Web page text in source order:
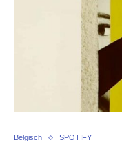
Belgisch SPOTIFY